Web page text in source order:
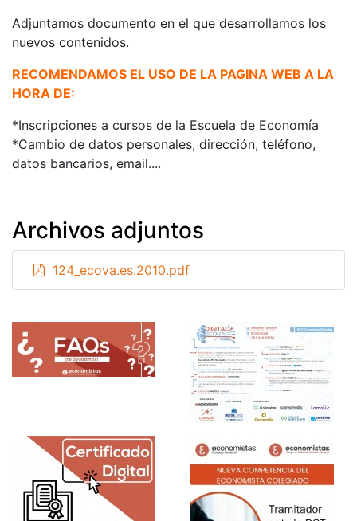
Adjuntamos documento en el que desarrollamos los
nuevos contenidos.
RECOMENDAMOS EL USO DE LA PAGINA WEB A LA
HORA DE:
*Inscripciones a cursos de la Escuela de Economía
*Cambio de datos personales, dirección, teléfono,
datos bancarios, email....
Archivos adjuntos
124_ecova.es.2010.pdf